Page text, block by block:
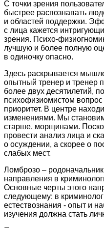
С точки зрения
быстрее распознавать
и областей поддержки.
с лица кажется
зрения. Психо-
лучшую и более полную
в одиночку опасно.
Здесь раскрывается
опытный тренер и тренер
более двух десятилетий,
психофизиомистом вопрос
приоритет. В центре
изменениями. Мы
старше, морщинами.
провести анализ лица и
о осуждении, а скорее о
слабых мест.
Ломброзо – родоначальник
направления в
Основные черты этого
следующему: в
естествознания - опыт и
изучения должна стать